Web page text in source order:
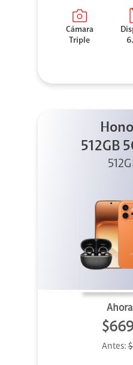
Cámara
Triple
512GB
+
Antes: